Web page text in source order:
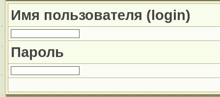
Имя пользователя (login)
Пароль